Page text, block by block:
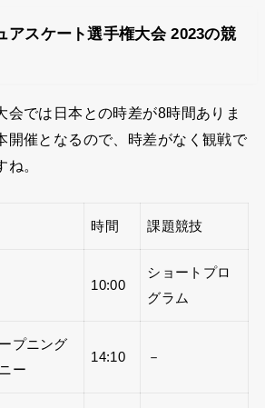
アスケート選手権大会 2023の競
会では日本との時差が8時間ありま
開催となるので、時差がなく観戦で
。
時間 課題競技
10:00
ショートプロ
グラム
プニング
ー
14:10 －